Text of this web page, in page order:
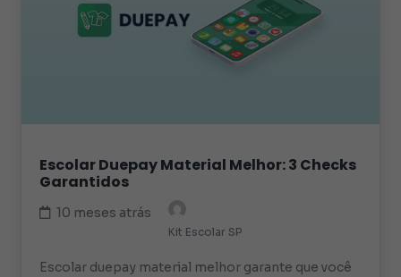
Escolar Duepay Material Melhor: 3 Checks
Garantidos
10 meses atrás
Kit Escolar SP
Escolar duepay material melhor garante que você